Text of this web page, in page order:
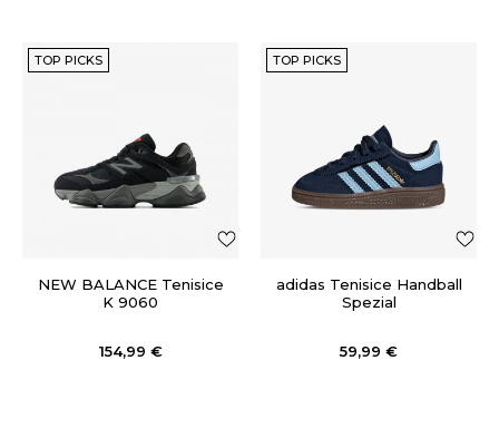
TOP PICKS
NEW BALANCE Tenisice
K 9060
154,99 €
TOP PICKS
adidas Tenisice Handball
Spezial
59,99 €